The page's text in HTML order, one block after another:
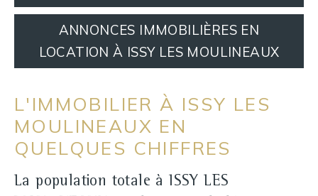
ANNONCES IMMOBILIÈRES EN
LOCATION À ISSY LES MOULINEAUX
L'IMMOBILIER À ISSY LES
MOULINEAUX EN
QUELQUES CHIFFRES
La population totale à ISSY LES